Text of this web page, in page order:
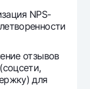
NPS-
отзывов
для